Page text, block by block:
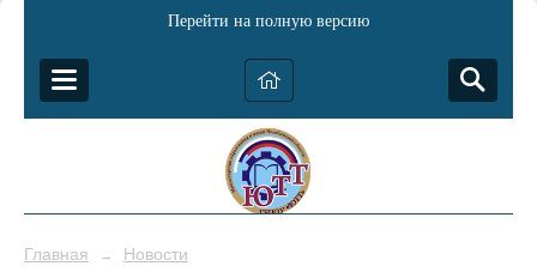
Перейти на полную версию
Главная → Новости